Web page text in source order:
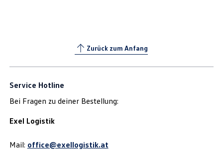
Zurück zum Anfang
Service Hotline
Bei Fragen zu deiner Bestellung:
Exel Logistik
Mail: office@exellogistik.at